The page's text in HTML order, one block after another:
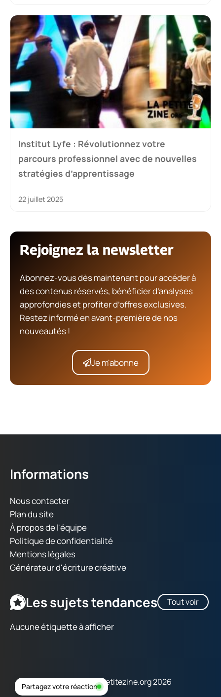
Institut Lyfe : Révolutionnez votre
parcours professionnel avec de nouvelles
stratégies d’apprentissage
22 juillet 2025
Rejoignez la newsletter
Abonnez-vous dès maintenant pour accéder à
des contenus réservés, bénéficier d’analyses
approfondies et profiter d’offres exclusives.
Restez informé en avant-première de nos
nouveautés !
Je m'abonne
Informations
Nous contacter
Plan du site
À propos de l'équipe
Politique de confidentialité
Mentions légales
Générateur d'écriture créative
Les sujets tendances Tout voir
Aucune étiquette à afficher
Copyright © lapetitezine.org 2026
Partagez votre réaction